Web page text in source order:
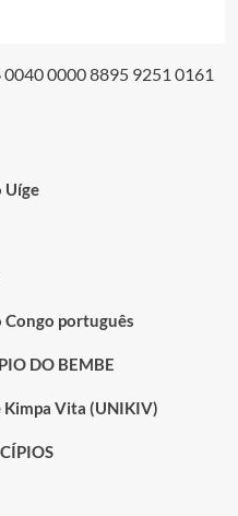
0000 8895 9251 0161
Uíge
português
DO BEMBE
Vita (UNIKIV)